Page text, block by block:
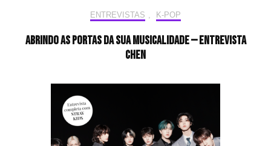
ENTREVISTAS , K-POP
Abrindo as portas da sua musicalidade — Entrevista
CHEN